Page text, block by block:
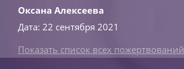
Оксана Алексеева
Дата: 22 сентября 2021
Показать список всех пожертвований